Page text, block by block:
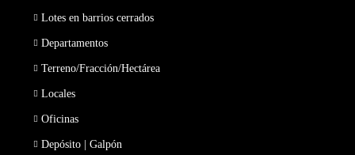
Lotes en barrios cerrados
Departamentos
Terreno/Fracción/Hectárea
Locales
Oficinas
Depósito | Galpón